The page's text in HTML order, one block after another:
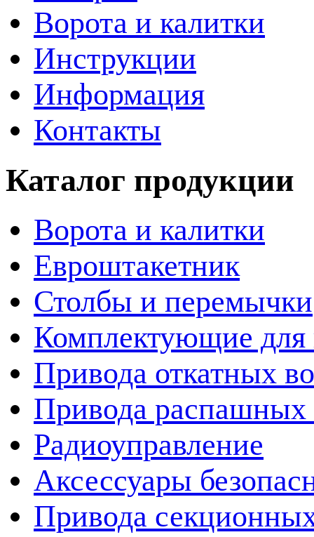
Ворота и калитки
Инструкции
Информация
Контакты
Каталог продукции
Ворота и калитки
Евроштакетник
Столбы и перемычки
Комплектующие для
Привода откатных
Привода распашных
Радиоуправление
Аксессуары
Привода